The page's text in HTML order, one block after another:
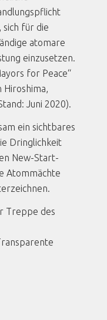
sich für die
atomare
einzusetzen.
for Peace“
Juni 2020).
ein sichtbares
Dringlichkeit
New-Start-
Atommächte
Treppe des